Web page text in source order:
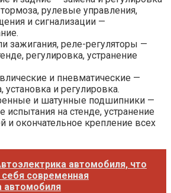
рулевые управления,
и сигнализации —
зажигания, реле-регуляторы —
регулировка, устранение
и пневматические —
установка и регулировка.
и шатунные подшипники —
испытания на стенде, устранение
и окончательное крепление всех
автомобиля, что
современная
автомобиля